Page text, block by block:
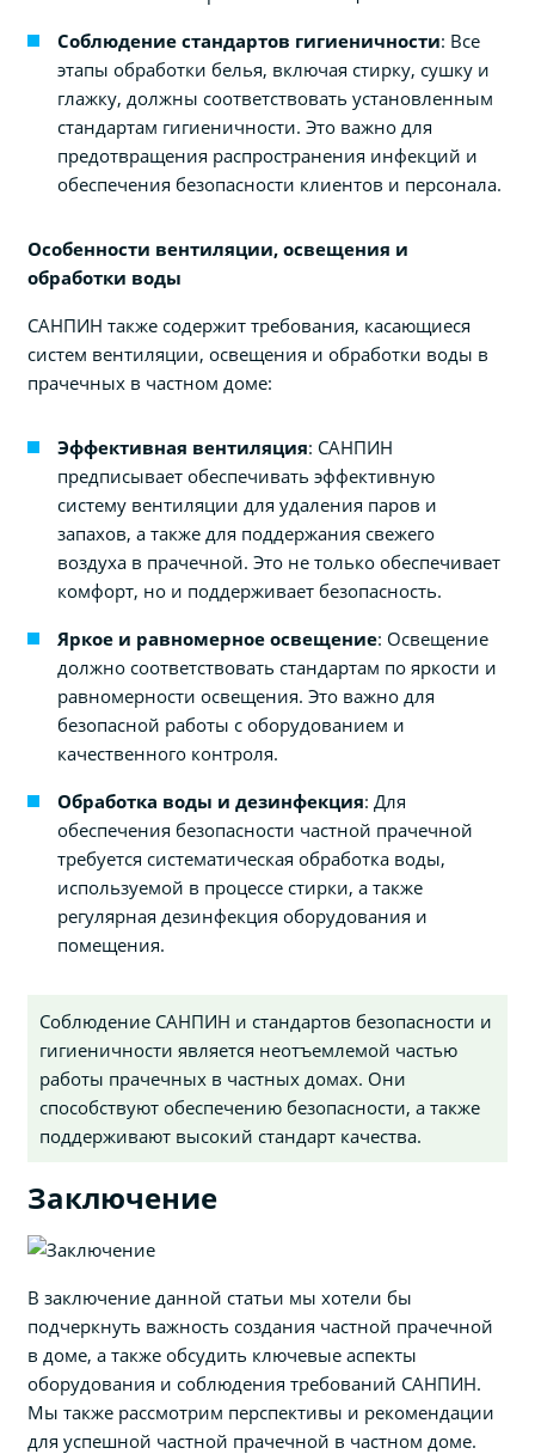
Соблюдение стандартов гигиеничности: Все
этапы обработки белья, включая стирку, сушку и
глажку, должны соответствовать установленным
стандартам гигиеничности. Это важно для
предотвращения распространения инфекций и
обеспечения безопасности клиентов и персонала.
Особенности вентиляции, освещения и
обработки воды
САНПИН также содержит требования, касающиеся
систем вентиляции, освещения и обработки воды в
прачечных в частном доме:
Эффективная вентиляция: САНПИН
предписывает обеспечивать эффективную
систему вентиляции для удаления паров и
запахов, а также для поддержания свежего
воздуха в прачечной. Это не только обеспечивает
комфорт, но и поддерживает безопасность.
Яркое и равномерное освещение: Освещение
должно соответствовать стандартам по яркости и
равномерности освещения. Это важно для
безопасной работы с оборудованием и
качественного контроля.
Обработка воды и дезинфекция: Для
обеспечения безопасности частной прачечной
требуется систематическая обработка воды,
используемой в процессе стирки, а также
регулярная дезинфекция оборудования и
помещения.
Соблюдение САНПИН и стандартов безопасности и
гигиеничности является неотъемлемой частью
работы прачечных в частных домах. Они
способствуют обеспечению безопасности, а также
поддерживают высокий стандарт качества.
Заключение
В заключение данной статьи мы хотели бы
подчеркнуть важность создания частной прачечной
в доме, а также обсудить ключевые аспекты
оборудования и соблюдения требований САНПИН.
Мы также рассмотрим перспективы и рекомендации
для успешной частной прачечной в частном доме.